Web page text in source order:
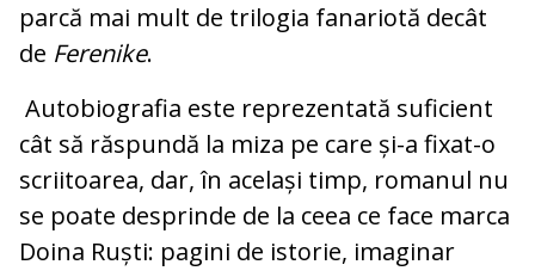
parcă mai mult de trilogia fanariotă decât
de Ferenike.
Autobiografia este reprezentată suficient
cât să răspundă la miza pe care și-a fixat-o
scriitoarea, dar, în același timp, romanul nu
se poate desprinde de la ceea ce face marca
Doina Ruști: pagini de istorie, imaginar